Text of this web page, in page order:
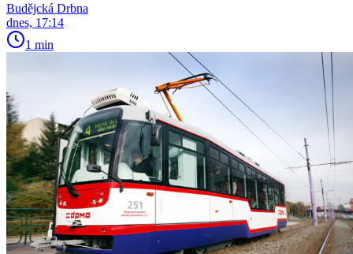
Budějcká Drbna
dnes, 17:14
1 min